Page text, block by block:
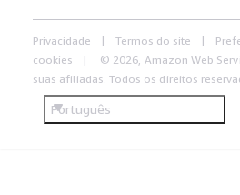
Privacidade Termos do site
cookies
© 2026, Amazon Web
suas afiliadas. Todos os direitos
Português